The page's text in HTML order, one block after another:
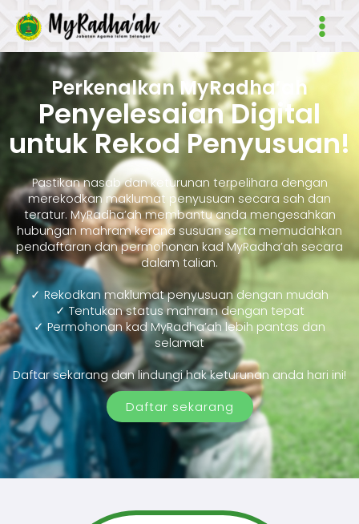
Main
Perkenalkan MyRadha’ah
Penyelesaian Digital
untuk Rekod Penyusuan!
Pastikan nasab dan keturunan terpelihara dengan
merekodkan maklumat penyusuan secara sah dan
teratur. MyRadha’ah membantu anda mengesahkan
hubungan mahram kerana susuan serta memudahkan
pendaftaran dan permohonan kad MyRadha’ah secara
dalam talian.
✓ Rekodkan maklumat penyusuan dengan mudah
✓ Tentukan status mahram dengan tepat
✓ Permohonan kad MyRadha’ah lebih pantas dan
selamat
Daftar sekarang dan lindungi hak keturunan anda hari ini!
Daftar sekarang